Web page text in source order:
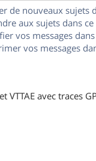
de nouveaux sujets
aux sujets dans
vos messages
vos messages
VTTAE avec traces